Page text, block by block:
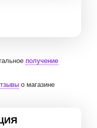
получение
о магазине